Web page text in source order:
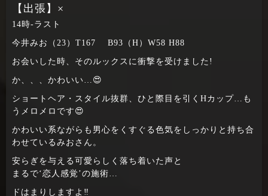
【出張】×
14時‐ラスト
今井みお（23）T167 B93（H）W58 H88
お会いした時、そのルックスに衝撃を受けました!
か、、、かわいい…😍
ショートヘア・スタイル抜群、ひと際目を引くHカップ…も
うメロメロです😍
かわいい系ながらも男心をくすぐる色気をしっかりと持ち合
わせているみおさん。
安らぎを与える可愛らしく落ち着いた声と
まるで‘恋人感覚’の施術…
ドはまりしますよ‼